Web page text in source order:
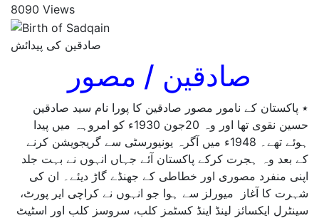
8090 Views
صادقین کی پیدائش
صادقین / مصور
٭ پاکستان کے نامور مصور صادقین کا پورا نام سید صادقین
حسین نقوی تھا اور وہ 20جون 1930ء کو امروہہ میں پیدا
ہوئے تھے۔ 1948ء میں آگرہ یونیورسٹی سے گریجویشن کرنے
کے بعد وہ ہجرت کرکے پاکستان آئے جہاں انہوں نے بہت جلد
اپنی منفرد مصوری اور خطاطی کے جھنڈے گاڑ دیئے۔ ان کی
شہرت کا آغاز میورلز سے ہوا جو انہوں نے کراچی ایر پورٹ،
سینٹرل ایکسائز لینڈ اینڈ کسٹمز کلب، سروسز کلب اور اسٹیٹ